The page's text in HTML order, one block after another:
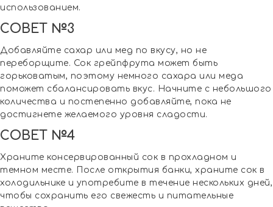
использованием.
СОВЕТ №3
Добавляйте сахар или мед по вкусу, но не
переборщите. Сок грейпфрута может быть
горьковатым, поэтому немного сахара или меда
поможет сбалансировать вкус. Начните с небольшого
количества и постепенно добавляйте, пока не
достигнете желаемого уровня сладости.
СОВЕТ №4
Храните консервированный сок в прохладном и
темном месте. После открытия банки, храните сок в
холодильнике и употребите в течение нескольких дней,
чтобы сохранить его свежесть и питательные